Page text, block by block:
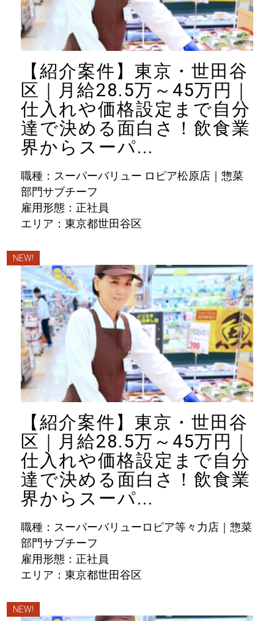
【紹介案件】東京・世田谷
区｜月給28.5万～45万円｜
仕入れや価格設定まで自分
達で決める面白さ！飲食業
界からスーパ...
職種：スーパーバリュー ロピア松原店｜惣菜
部門サブチーフ
雇用形態：正社員
エリア：東京都世田谷区
NEW!
【紹介案件】東京・世田谷
区｜月給28.5万～45万円｜
仕入れや価格設定まで自分
達で決める面白さ！飲食業
界からスーパ...
職種：スーパーバリューロピア等々力店｜惣菜
部門サブチーフ
雇用形態：正社員
エリア：東京都世田谷区
NEW!